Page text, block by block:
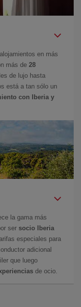
en más
más de 28
de lujo hasta
está a tan sólo un
con Iberia y
la gama más
ser socio Iberia
especiales para
adicional
que luego
de ocio.